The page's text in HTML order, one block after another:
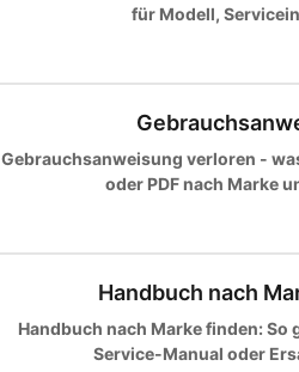
für Modell,
Gebrauchsanweisung verloren -
oder PDF nach Marke
Handbuch nach
Handbuch nach Marke finden:
Service-Manual oder